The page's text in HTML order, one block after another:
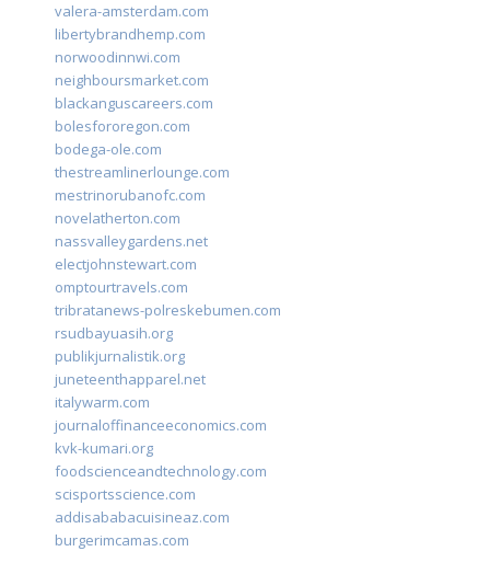
valera-amsterdam.com
libertybrandhemp.com
norwoodinnwi.com
neighboursmarket.com
blackanguscareers.com
bolesfororegon.com
bodega-ole.com
thestreamlinerlounge.com
mestrinorubanofc.com
novelatherton.com
nassvalleygardens.net
electjohnstewart.com
omptourtravels.com
tribratanews-polreskebumen.com
rsudbayuasih.org
publikjurnalistik.org
juneteenthapparel.net
italywarm.com
journaloffinanceeconomics.com
kvk-kumari.org
foodscienceandtechnology.com
scisportsscience.com
addisababacuisineaz.com
burgerimcamas.com